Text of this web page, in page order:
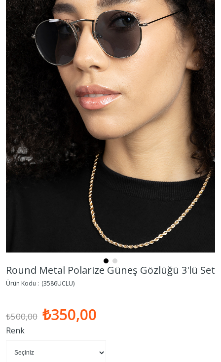
Round Metal Polarize Güneş Gözlüğü 3'lü Set
(3586UCLU)
₺500,00 ₺350,00
Renk